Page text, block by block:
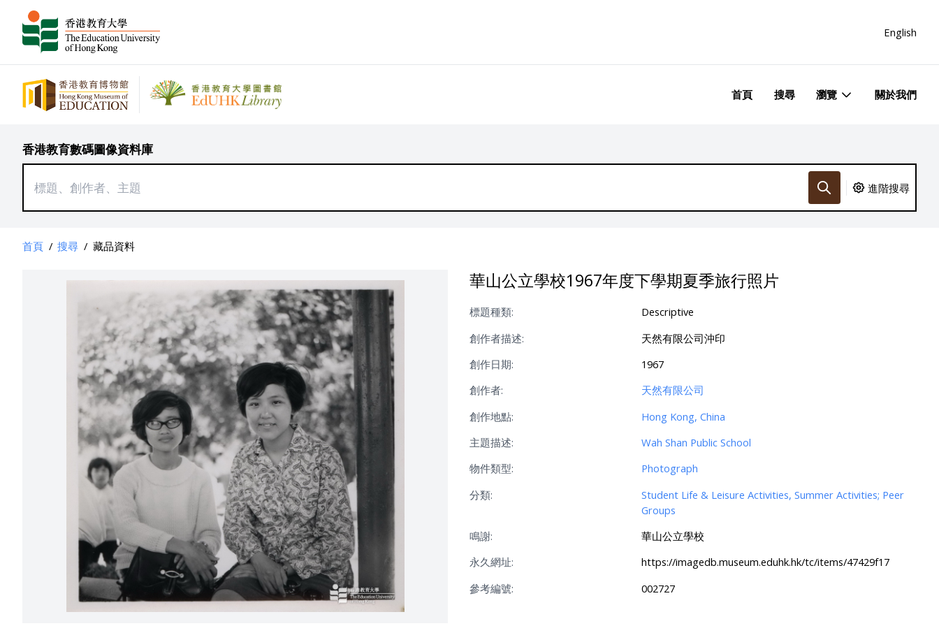
English
首頁 搜尋 瀏覽 關於我們
香港教育數碼圖像資料庫
進階搜尋
首頁 / 搜尋 / 藏品資料
華山公立學校1967年度下學期夏季旅行照片
標題種類:
Descriptive
創作者描述:
天然有限公司沖印
創作日期:
1967
創作者:
天然有限公司
創作地點:
Hong Kong, China
主題描述:
Wah Shan Public School
物件類型:
Photograph
分類:
Student Life & Leisure Activities, Summer Activities; Peer
Groups
鳴謝:
華山公立學校
永久網址:
https://imagedb.museum.eduhk.hk/tc/items/47429f17
參考編號:
002727